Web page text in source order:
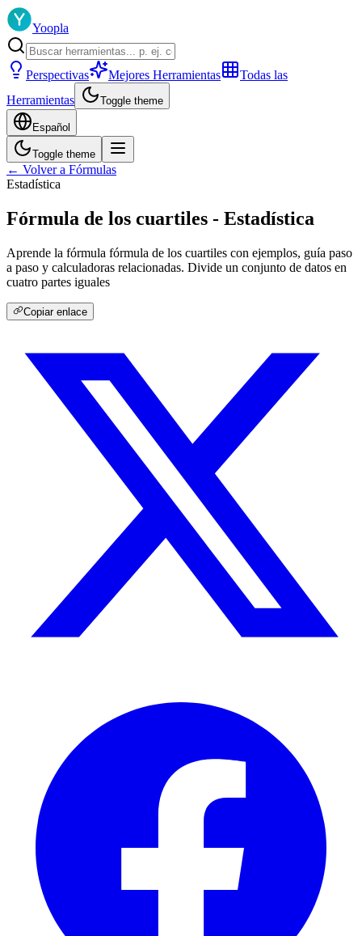
Yoopla
Perspectivas Mejores Herramientas
Todas las
Herramientas
Toggle theme
Español
Toggle theme
← Volver a Fórmulas
Estadística
Fórmula de los cuartiles - Estadística
Aprende la fórmula fórmula de los cuartiles con ejemplos, guía paso
a paso y calculadoras relacionadas. Divide un conjunto de datos en
cuatro partes iguales
Copiar enlace